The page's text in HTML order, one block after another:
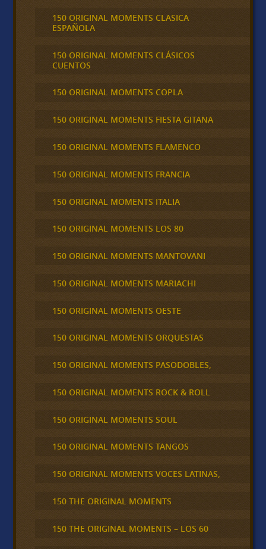
150 ORIGINAL MOMENTS CLASICA
ESPAÑOLA
150 ORIGINAL MOMENTS CLÁSICOS
CUENTOS
150 ORIGINAL MOMENTS COPLA
150 ORIGINAL MOMENTS FIESTA GITANA
150 ORIGINAL MOMENTS FLAMENCO
150 ORIGINAL MOMENTS FRANCIA
150 ORIGINAL MOMENTS ITALIA
150 ORIGINAL MOMENTS LOS 80
150 ORIGINAL MOMENTS MANTOVANI
150 ORIGINAL MOMENTS MARIACHI
150 ORIGINAL MOMENTS OESTE
150 ORIGINAL MOMENTS ORQUESTAS
150 ORIGINAL MOMENTS PASODOBLES,
150 ORIGINAL MOMENTS ROCK & ROLL
150 ORIGINAL MOMENTS SOUL
150 ORIGINAL MOMENTS TANGOS
150 ORIGINAL MOMENTS VOCES LATINAS,
150 THE ORIGINAL MOMENTS
150 THE ORIGINAL MOMENTS – LOS 60